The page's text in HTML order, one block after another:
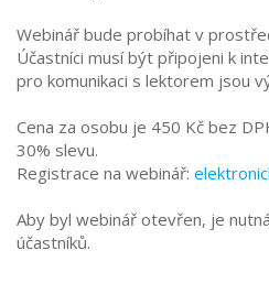
Webinář bude probíhat v
Účastníci musí být připojeni k
pro komunikaci s lektorem jsou
Cena za osobu je 450 Kč bez
30% slevu.
Registrace na webinář:
Aby byl webinář otevřen, je
účastníků.